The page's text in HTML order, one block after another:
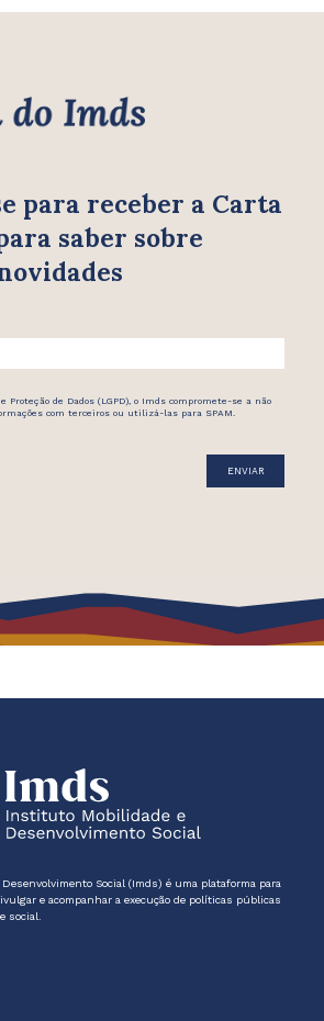
para receber a Carta
saber sobre
Proteção de Dados (LGPD), o Imds compromete-se a não
com terceiros ou utilizá-las para SPAM.
Social (Imds) é uma plataforma para
e acompanhar a execução de políticas públicas
social.